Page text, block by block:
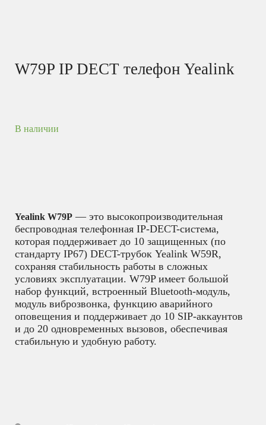
W79P IP DECT телефон Yealink
В наличии
Yealink W79P — это высокопроизводительная
беспроводная телефонная IP-DECT-система,
которая поддерживает до 10 защищенных (по
стандарту IP67) DECT-трубок Yealink W59R,
сохраняя стабильность работы в сложных
условиях эксплуатации. W79P имеет большой
набор функций, встроенный Bluetooth-модуль,
модуль виброзвонка, функцию аварийного
оповещения и поддерживает до 10 SIP-аккаунтов
и до 20 одновременных вызовов, обеспечивая
стабильную и удобную работу.